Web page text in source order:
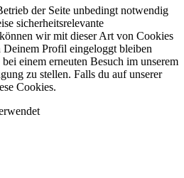
der Seite unbedingt notwendig
sicherheitsrelevante
wir mit dieser Art von Cookies
Profil eingeloggt bleiben
einem erneuten Besuch im unserem
zu stellen. Falls du auf unserer
Cookies.